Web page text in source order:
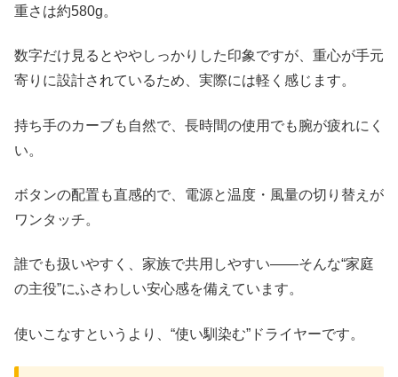
重さは約580g。
数字だけ見るとややしっかりした印象ですが、重心が手元
寄りに設計されているため、実際には軽く感じます。
持ち手のカーブも自然で、長時間の使用でも腕が疲れにく
い。
ボタンの配置も直感的で、電源と温度・風量の切り替えが
ワンタッチ。
誰でも扱いやすく、家族で共用しやすい――そんな“家庭
の主役”にふさわしい安心感を備えています。
使いこなすというより、“使い馴染む”ドライヤーです。